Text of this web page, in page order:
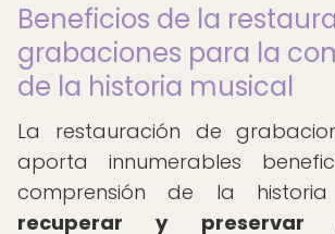
Beneficios de la
grabaciones para la
de la historia musical
La restauración de
aporta innumerables
comprensión de la
recuperar y preservar